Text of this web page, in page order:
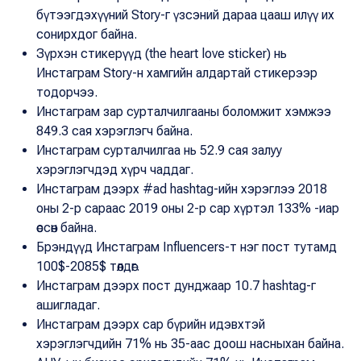
бүтээгдэхүүний Story-г үзсэний дараа цааш илүү их
сонирхдог байна.
Зүрхэн стикерүүд (the heart love sticker) нь
Инстаграм Story-н хамгийн алдартай стикерээр
тодорчээ.
Инстаграм зар сурталчилгааны боломжит хэмжээ
849.3 сая хэрэглэгч байна.
Инстаграм сурталчилгаа нь 52.9 сая залуу
хэрэглэгчдэд хүрч чаддаг.
Инстаграм дээрх #ad hashtag-ийн хэрэглээ 2018
оны 2-р сараас 2019 оны 2-р сар хүртэл 133% -иар
өссөн байна.
Брэндүүд Инстаграм Influencers-т нэг пост тутамд
100$-2085$ төлдөг.
Инстаграм дээрх пост дунджаар 10.7 hashtag-г
ашигладаг.
Инстаграм дээрх сар бүрийн идэвхтэй
хэрэглэгчдийн 71% нь 35-аас доош насныхан байна.